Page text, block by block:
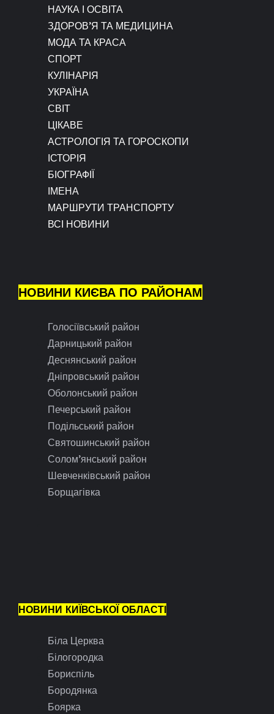
НАУКА І ОСВІТА
ЗДОРОВ’Я ТА МЕДИЦИНА
МОДА ТА КРАСА
СПОРТ
КУЛІНАРІЯ
УКРАЇНА
СВІТ
ЦІКАВЕ
АСТРОЛОГІЯ ТА ГОРОСКОПИ
ІСТОРІЯ
БІОГРАФІЇ
ІМЕНА
МАРШРУТИ ТРАНСПОРТУ
ВСІ НОВИНИ
НОВИНИ КИЄВА ПО РАЙОНАМ
Голосіївський район
Дарницький район
Деснянський район
Дніпровський район
Оболонський район
Печерський район
Подільський район
Святошинський район
Солом’янський район
Шевченківський район
Борщагівка
НОВИНИ КИЇВСЬКОЇ ОБЛАСТІ
Біла Церква
Білогородка
Бориспіль
Бородянка
Боярка